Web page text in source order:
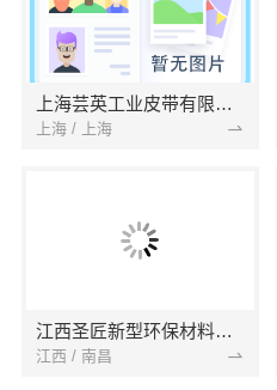
上海芸英工业皮带有限公司
上海 / 上海
江西圣匠新型环保材料有限公司
江西 / 南昌